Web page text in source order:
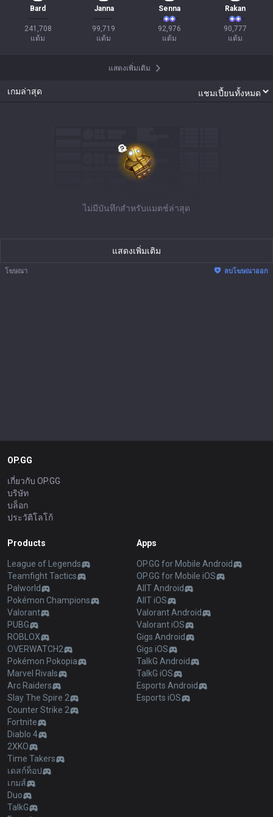
Bard
241,708
แต้ม
Janna
99,719
แต้ม
Senna
92,976
แต้ม
Rakan
90,777
แต้ม
แสดงเพิ่มเติม
เกมล่าสุด
ไม่มีบันทึกสำหรับแมตช์ล่าสุด
แสดงเพิ่มเติม
โฆษณา ลบโฆษณาออก
OP.GG
เกี่ยวกับ OP.GG
บริษัท
บล็อก
ประวัติโลโก้
Products
League of Legends
Teamfight Tactics
Palworld
Pokémon Champions
Valorant
PUBG
ROBLOX
OVERWATCH2
Pokémon Pokopia
Marvel Rivals
Arc Raiders
Slay The Spire 2
Counter Strike 2
Fortnite
Diablo 4
2XKO
Time Takers
เดสก์ท็อป
เกมส์
Duo
TalkG
Apps
OP.GG for Mobile Android
OP.GG for Mobile iOS
AllT Android
AllT iOS
Valorant Android
Valorant iOS
Gigs Android
Gigs iOS
TalkG Android
TalkG iOS
Esports Android
Esports iOS